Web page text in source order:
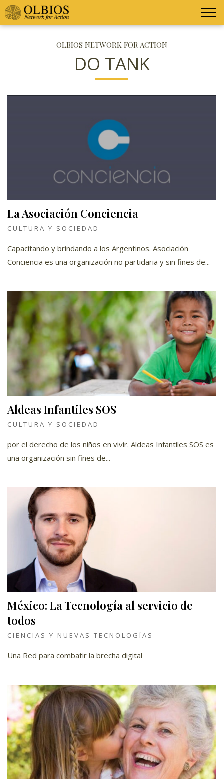
OLBIOS NETWORK FOR ACTION
DO TANK
La Asociación Conciencia
CULTURA Y SOCIEDAD
Capacitando y brindando a los Argentinos. Asociación
Conciencia es una organización no partidaria y sin fines de...
Aldeas Infantiles SOS
CULTURA Y SOCIEDAD
por el derecho de los niños en vivir. Aldeas Infantiles SOS es
una organización sin fines de...
México: La Tecnología al servicio de
todos
CIENCIAS Y NUEVAS TECNOLOGÍAS
Una Red para combatir la brecha digital